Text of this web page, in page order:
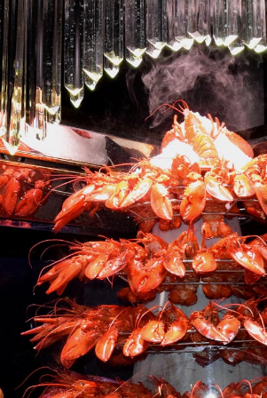
Cascade de
Grands Buffets